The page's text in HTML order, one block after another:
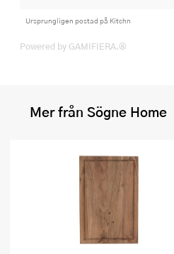
Ursprungligen postad på Kitchn
Powered by GAMIFIERA.®
Mer från Sögne Home